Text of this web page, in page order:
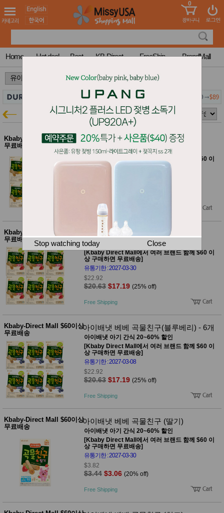
도 어린이
청소년
컬러링
북
한국학
습지
습지
고
국 송
꽃배송
건
강
홍삼전
문브랜
건강보
조제품
기능성
건강식
품
Diet/여
티
스킨케
어
메이크
업
헤어케
어/염색
바디케
어/향수
남성화
장품
품
전
자
주방가
전
계절/생
활가전
건강가
전
주
방
명품식
기브랜
드
보관용
기
조리용
품
주방소
즉석가
공식품
쌀/잡곡/
면류
스/가루
MissyShop
Login
0
Home Hot deal Best KB-Direct FreeShip BrandMall
Stop watching today Close
>
유아 식품 유아특가
Kbaby-Direct Mall $60이상
무료배송
아이배냇 베베 곡물친구 (치즈) - 6개
아이배냇 아기 간식 20~60% 할인
[Kbaby Direct Mall에서 여러 브랜드 함께 $60 이
상 구매하면 무료배송]
$21.17 (25% off)
Free Shipping
Kbaby-Direct Mall $60이상
무료배송
아이배냇 베베 곡물친구 (딸기) - 6개
아이배냇 아기 간식 20~60% 할인
[Kbaby Direct Mall에서 여러 브랜드 함께 $60 이
상 구매하면 무료배송]
유통기한 : 2027-03-30
$22.92
$20.63 $17.19 (25% off)
Free Shipping
Kbaby-Direct Mall $60이상
무료배송
아이배냇 베베 곡물친구(블루베리) - 6개
아이배냇 아기 간식 20~60% 할인
[Kbaby Direct Mall에서 여러 브랜드 함께 $60 이
상 구매하면 무료배송]
유통기한 : 2027-03-08
$22.92
$20.63 $17.19 (25% off)
Free Shipping
Kbaby-Direct Mall $60이상
무료배송
아이배냇 베베 곡물친구 (딸기)
아이배냇 아기 간식 20~60% 할인
[Kbaby Direct Mall에서 여러 브랜드 함께 $60 이
상 구매하면 무료배송]
유통기한 : 2027-03-30
$3.82
$3.44 $3.06 (20% off)
Free Shipping